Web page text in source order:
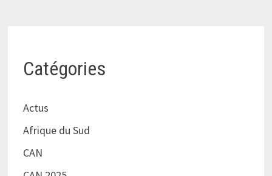
Catégories
Actus
Afrique du Sud
CAN